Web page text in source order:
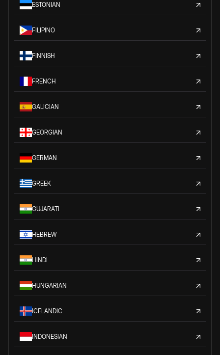
ESTONIAN
FILIPINO
FINNISH
FRENCH
GALICIAN
GEORGIAN
GERMAN
GREEK
GUJARATI
HEBREW
HINDI
HUNGARIAN
ICELANDIC
INDONESIAN